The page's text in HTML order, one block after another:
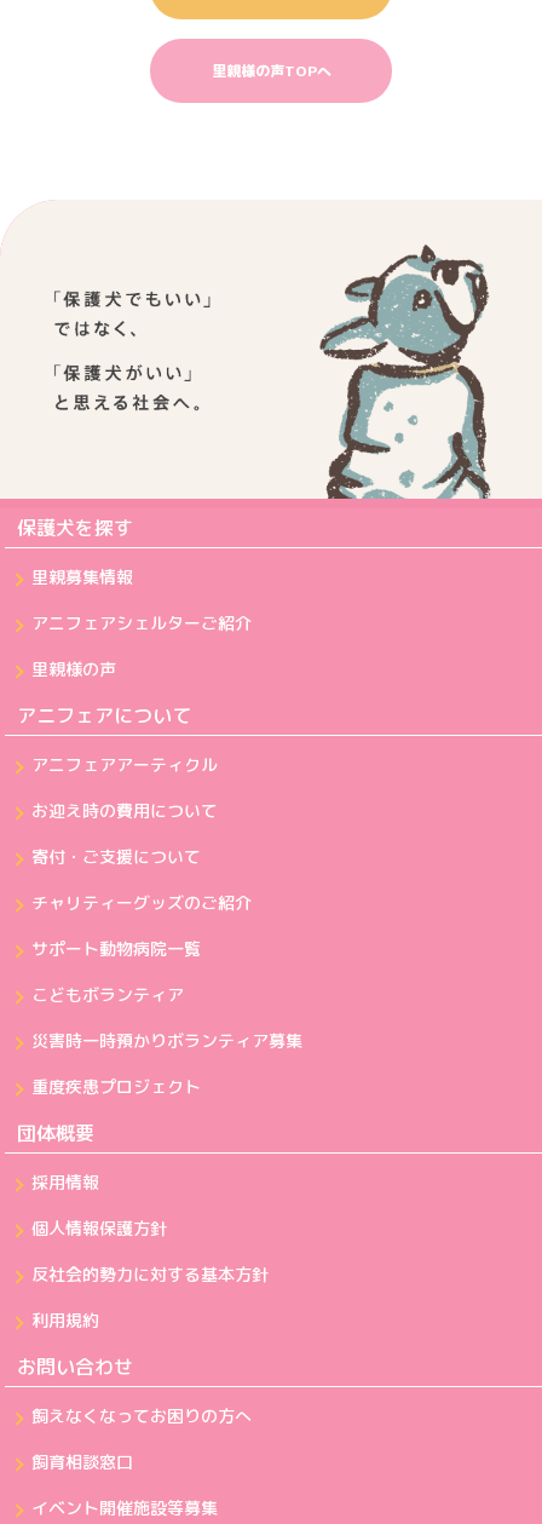
里親様の声TOPへ
保護犬を探す
里親募集情報
アニフェアシェルターご紹介
里親様の声
アニフェアについて
アニフェアアーティクル
お迎え時の費用について
寄付・ご支援について
チャリティーグッズのご紹介
サポート動物病院一覧
こどもボランティア
災害時一時預かりボランティア募集
重度疾患プロジェクト
団体概要
採用情報
個人情報保護方針
反社会的勢力に対する基本方針
利用規約
お問い合わせ
飼えなくなってお困りの方へ
飼育相談窓口
イベント開催施設等募集